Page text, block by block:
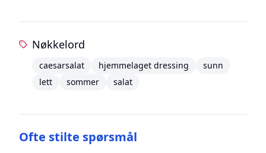
Nøkkelord
caesarsalat hjemmelaget dressing
sunn
lett
sommer salat
Ofte stilte spørsmål